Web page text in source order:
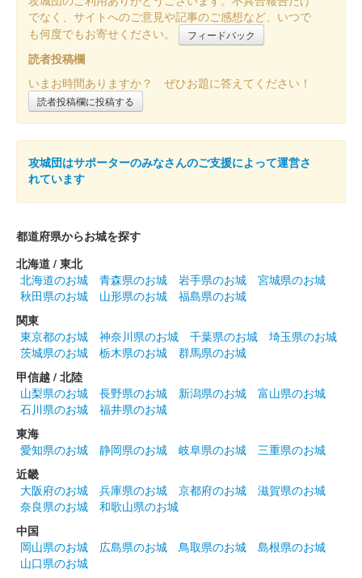
でなく、サイトへのご意見や記事のご感想など、いつで
も何度でもお寄せください。
フィードバック
読者投稿欄
いまお時間ありますか？ ぜひお題に答えてください！
読者投稿欄に投稿する
攻城団はサポーターのみなさんのご支援によって運営さ
れています
都道府県からお城を探す
北海道 / 東北
北海道のお城
青森県のお城 岩手県のお城
宮城県のお城
秋田県のお城
山形県のお城
福島県のお城
関東
東京都のお城
神奈川県のお城 千葉県のお城
埼玉県のお城
茨城県のお城
栃木県のお城
群馬県のお城
甲信越 / 北陸
山梨県のお城
長野県のお城 新潟県のお城
富山県のお城
石川県のお城
福井県のお城
東海
愛知県のお城
静岡県のお城 岐阜県のお城
三重県のお城
近畿
大阪府のお城
兵庫県のお城 京都府のお城
滋賀県のお城
奈良県のお城
和歌山県のお城
中国
岡山県のお城
広島県のお城 鳥取県のお城
島根県のお城
山口県のお城